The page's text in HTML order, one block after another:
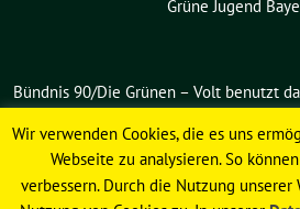
Grüne Jugend
Bündnis 90/Die Grünen – Volt benutzt
Angebot derverdigado eG.
Wir verwenden Cookies, die es uns
Webseite zu analysieren. So
verbessern. Durch die Nutzung